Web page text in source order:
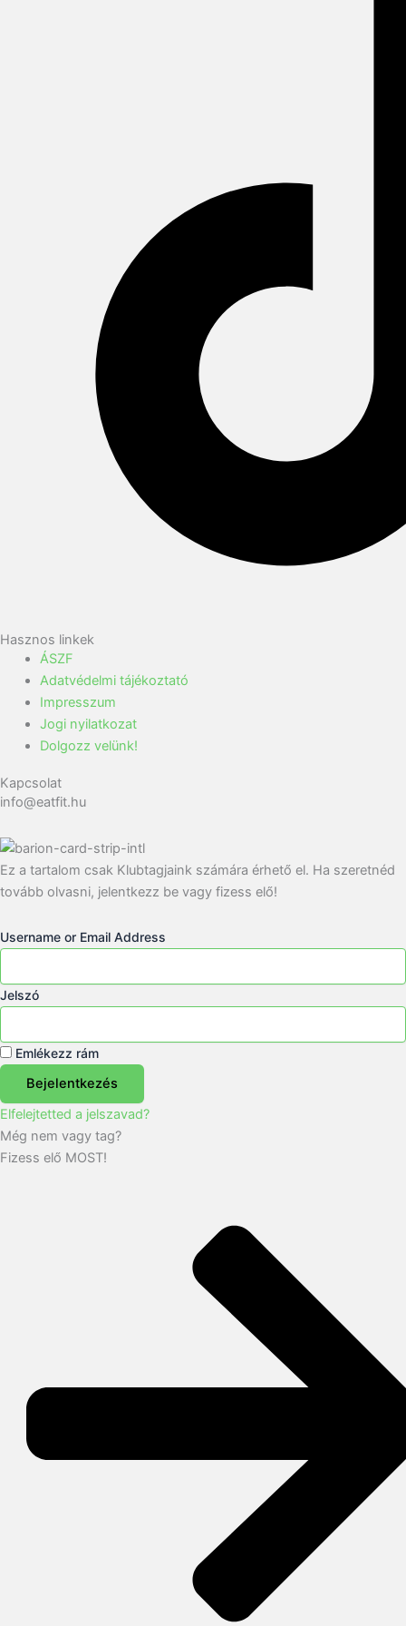
Hasznos linkek
ÁSZF
Adatvédelmi tájékoztató
Impresszum
Jogi nyilatkozat
Dolgozz velünk!
Kapcsolat
info@eatfit.hu
Ez a tartalom csak Klubtagjaink számára érhető el. Ha szeretnéd
tovább olvasni, jelentkezz be vagy fizess elő!
Username or Email Address
Jelszó
Emlékezz rám
Bejelentkezés
Elfelejtetted a jelszavad?
Még nem vagy tag?
Fizess elő MOST!